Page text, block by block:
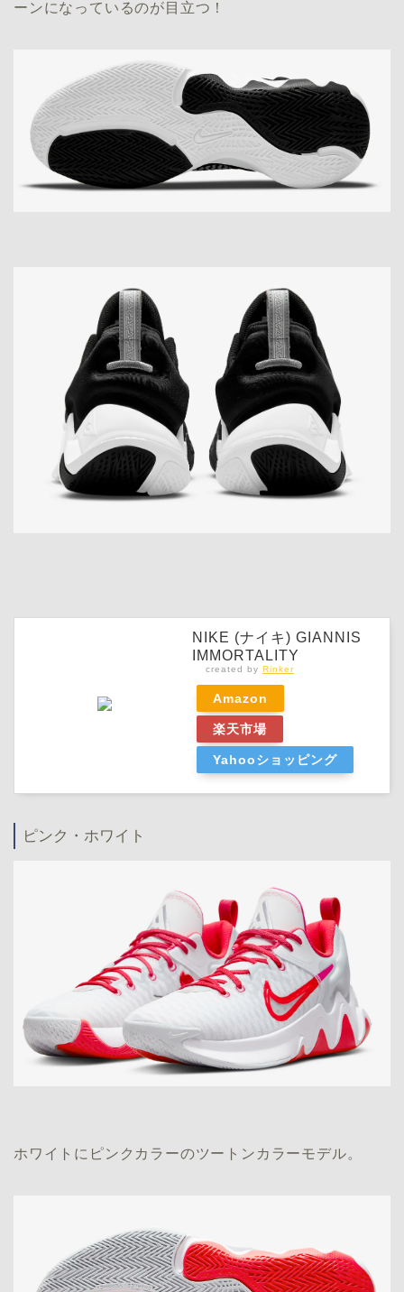
ーンになっているのが目立つ！
NIKE (ナイキ) GIANNIS
IMMORTALITY
created by Rinker
Amazon
楽天市場
Yahooショッピング
ピンク・ホワイト
ホワイトにピンクカラーのツートンカラーモデル。